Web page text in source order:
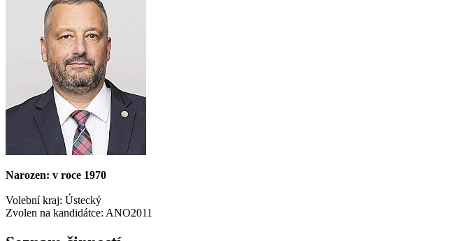
Narozen: v roce 1970
Volební kraj: Ústecký
Zvolen na kandidátce: ANO2011